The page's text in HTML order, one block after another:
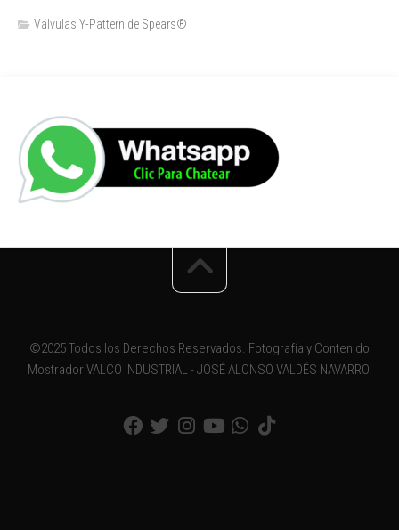
Válvulas Y-Pattern de Spears®️
©2025 Todos los Derechos Reservados. Fotografía y Contenido
Mostrador VALCO INDUSTRIAL - JOSÉ ALONSO VALDÉS NAVARRO.